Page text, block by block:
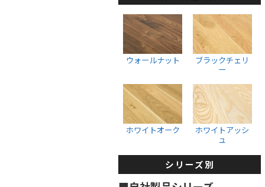
幅220cmー奥行き60cm
■幅240cm
幅240cm－奥行き46cm
幅240cmー奥行き60cm
幅100cm未満
幅100cm～150cm未満
幅150cm～200cm未満
幅200cm以上
ウォールナット
ブラックチェリー
ホワイトアッシュ
タンス・着物箪笥
ウォールナット
ブラックチェリー
ホワイトオーク
収納ボックス
1人掛けソファ
2人掛けソファ
3人掛けソファ
ブラックチェリー
ホワイトオーク
ウォールナット
ブラックチェリ
ー
ホワイトオーク
ホワイトアッシ
ュ
シリーズ別